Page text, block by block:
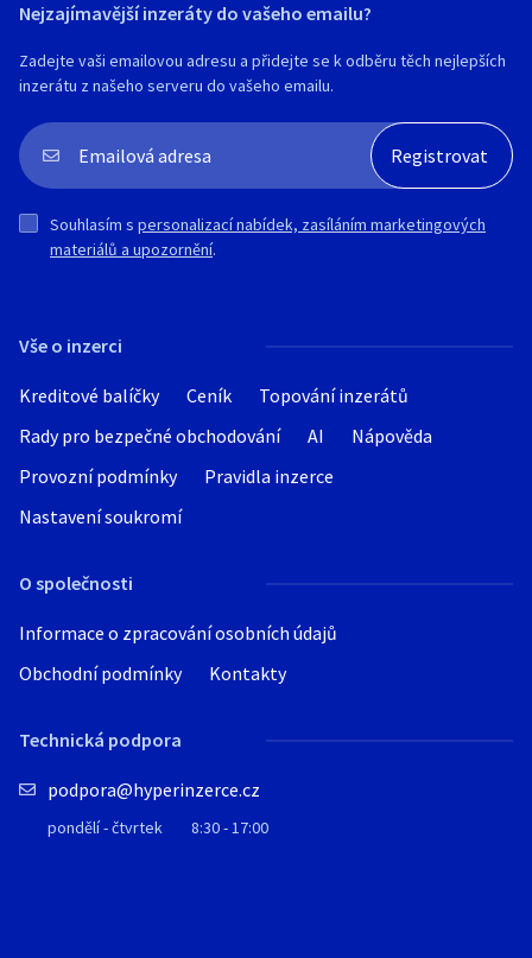
Vše o inzerci
Kreditové balíčky Ceník
Topování inzerátů
Rady pro bezpečné obchodování
AI
Nápověda
Provozní podmínky
Pravidla inzerce
Nastavení soukromí
O společnosti
Informace o zpracování osobních údajů
Obchodní podmínky
Kontakty
Technická podpora
podpora@hyperinzerce.cz
pondělí - čtvrtek 8:30 - 17:00
Nejzajímavější inzeráty do vašeho emailu?
Zadejte vaši emailovou adresu a přidejte se k odběru těch nejlepších
inzerátu z našeho serveru do vašeho emailu.
Souhlasím s personalizací nabídek, zasíláním marketingových
materiálů a upozornění.